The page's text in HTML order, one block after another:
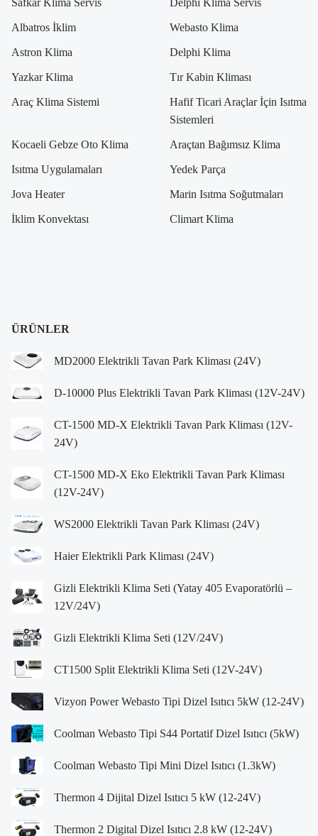
Albatros İklim Webasto Klima
Astron Klima Delphi Klima
Yazkar Klima Tır Kabin Kliması
Araç Klima Sistemi
Hafif Ticari Araçlar İçin Isıtma
Sistemleri
Kocaeli Gebze Oto Klima Araçtan Bağımsız Klima
Isıtma Uygulamaları Yedek Parça
Jova Heater Marin Isıtma Soğutmaları
İklim Konvektası Climart Klima
ÜRÜNLER
MD2000 Elektrikli Tavan Park Kliması (24V)
D-10000 Plus Elektrikli Tavan Park Kliması (12V-24V)
CT-1500 MD-X Elektrikli Tavan Park Kliması (12V-
24V)
CT-1500 MD-X Eko Elektrikli Tavan Park Kliması
(12V-24V)
WS2000 Elektrikli Tavan Park Kliması (24V)
Haier Elektrikli Park Kliması (24V)
Gizli Elektrikli Klima Seti (Yatay 405 Evaporatörlü –
12V/24V)
Gizli Elektrikli Klima Seti (12V/24V)
CT1500 Split Elektrikli Klima Seti (12V-24V)
Vizyon Power Webasto Tipi Dizel Isıtıcı 5kW (12-24V)
Coolman Webasto Tipi S44 Portatif Dizel Isıtıcı (5kW)
Coolman Webasto Tipi Mini Dizel Isıtıcı (1.3kW)
Thermon 4 Dijital Dizel Isıtıcı 5 kW (12-24V)
Thermon 2 Digital Dizel Isıtıcı 2.8 kW (12-24V)